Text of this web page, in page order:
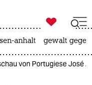

taz zahl ich
anhalt gewalt
von Portugiese José